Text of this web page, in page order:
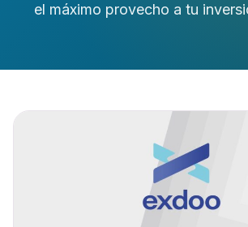
el máximo provecho a tu